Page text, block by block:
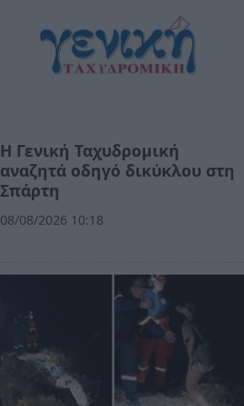
Η Γενική Ταχυδρομική
αναζητά οδηγό δικύκλου στη
Σπάρτη
08/08/2026 10:18